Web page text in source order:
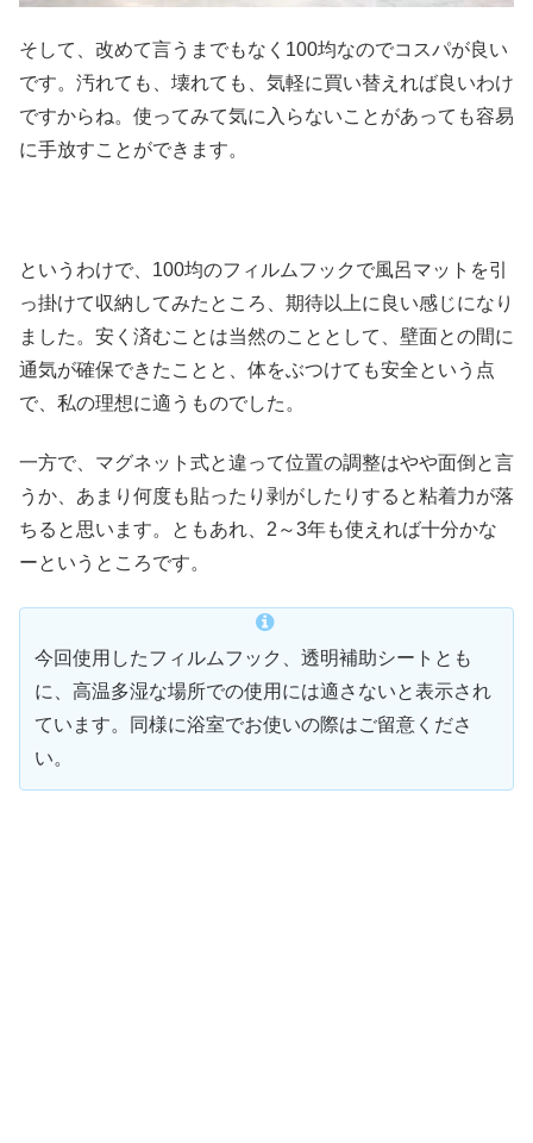
そして、改めて言うまでもなく100均なのでコスパが良い
です。汚れても、壊れても、気軽に買い替えれば良いわけ
ですからね。使ってみて気に入らないことがあっても容易
に手放すことができます。
というわけで、100均のフィルムフックで風呂マットを引
っ掛けて収納してみたところ、期待以上に良い感じになり
ました。安く済むことは当然のこととして、壁面との間に
通気が確保できたことと、体をぶつけても安全という点
で、私の理想に適うものでした。
一方で、マグネット式と違って位置の調整はやや面倒と言
うか、あまり何度も貼ったり剥がしたりすると粘着力が落
ちると思います。ともあれ、2～3年も使えれば十分かな
ーというところです。
今回使用したフィルムフック、透明補助シートとも
に、高温多湿な場所での使用には適さないと表示され
ています。同様に浴室でお使いの際はご留意くださ
い。